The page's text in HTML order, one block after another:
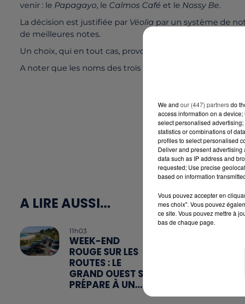
venir : le Papagayo, le Calmos Café et le Nossy Be.
La décision est justifiée par Véolia par un système de
de meilleures notes.
Un choix, qui en tout cas, provoque du remous auprès
A noter que les noms des trois restaurants qui vont les
A LIRE AUSSI...
11h03
WEEK-END
ROUGE SUR LES
ROUTES : LE
GRAND OUEST SE
PRÉPARE À UN...
DE
We and our (447) partnersdo
access information on a
select personalised
statistics or combinations of
profiles to select personalised
Deliver and present
data such as IP address and
requested; Use precise
based on information
Vous pouvez accepter en
mes choix". Vous pouvez
ce site. Vous pouvez mettre à
bas de chaque page.